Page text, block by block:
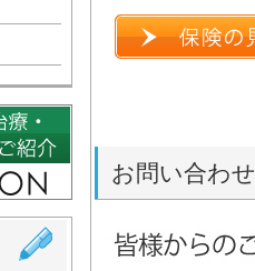
お問い合わせ